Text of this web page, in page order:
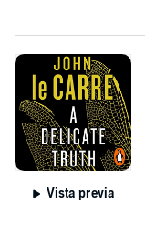
Vista previa